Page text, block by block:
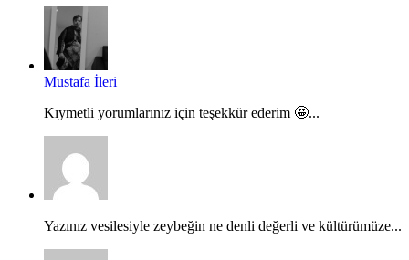
Mustafa İleri
Kıymetli yorumlarınız için teşekkür ederim 🤩...
Yazınız vesilesiyle zeybeğin ne denli değerli ve kültürümüze...